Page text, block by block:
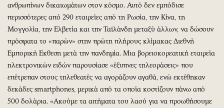
ανθρωπίνων δικαιωμάτων στον κόσμο. Αυτό δεν εμπόδισε
περισσότερες από 290 εταιρείες από τη Ρωσία, την Κίνα, τη
Μογγολία, την Ελβετία και την Ταϊλάνδη μεταξύ άλλων, να δώσουν
πρόσφατα το «παρών» στην πρώτη πλήρους κλίμακας Διεθνή
Εμπορική Εκθεση μετά την πανδημία. Μια βορειοκορεατική εταιρεία
ηλεκτρονικών ειδών παρουσίασε «έξυπνες τηλεοράσεις» που
επέτρεπαν στους τηλεθεατές να αγοράζουν αγαθά, ενώ εκτέθηκαν
δεκάδες smartphones, μερικά από τα οποία κοστίζουν πάνω από
500 δολάρια. «Ακούμε τα αιτήματα του λαού για να προωθήσουμε